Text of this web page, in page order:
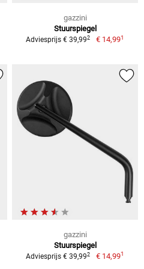
gazzini
Stuurspiegel
Adviesprijs € 39,992 € 14,991
gazzini
Stuurspiegel
Adviesprijs € 39,992 € 14,991